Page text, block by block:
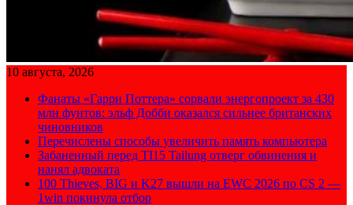
10 августа, 2026
Фанаты «Гарри Поттера» сорвали энергопроект за 430
млн фунтов: эльф Добби оказался сильнее британских
чиновников
Перечислены способы увеличить память компьютера
Забаненный перед TI15 Tailung отверг обвинения и
нанял адвоката
100 Thieves, BIG и K27 вышли на EWC 2026 по CS 2 —
1win покинула отбор